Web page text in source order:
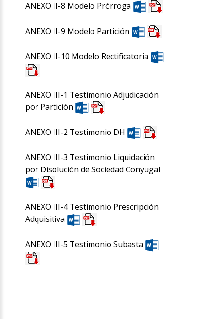
ANEXO II-8 Modelo Prórroga
ANEXO II-9 Modelo Partición
ANEXO II-10 Modelo Rectificatoria
ANEXO III-1 Testimonio Adjudicación
por Partición
ANEXO III-2 Testimonio DH
ANEXO III-3 Testimonio Liquidación
por Disolución de Sociedad Conyugal
ANEXO III-4 Testimonio Prescripción
Adquisitiva
ANEXO III-5 Testimonio Subasta